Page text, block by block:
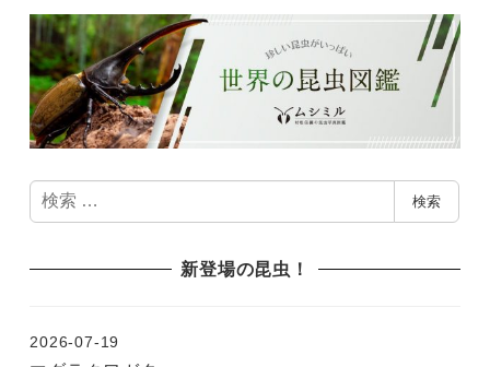
検
索
検索
新登場の昆虫！
2026-07-19